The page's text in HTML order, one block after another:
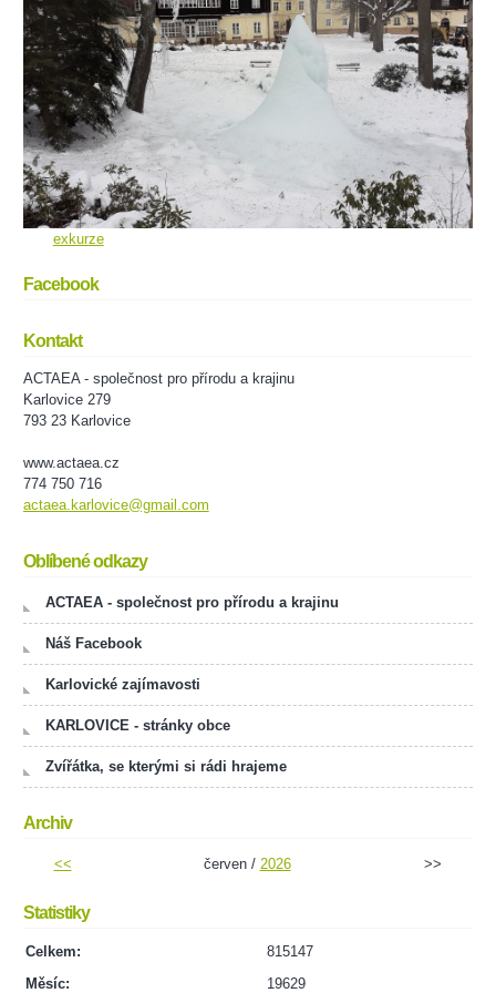
exkurze
Facebook
Kontakt
ACTAEA - společnost pro přírodu a krajinu
Karlovice 279
793 23 Karlovice
www.actaea.cz
774 750 716
actaea.karlovice@gmail.com
Oblíbené odkazy
ACTAEA - společnost pro přírodu a krajinu
Náš Facebook
Karlovické zajímavosti
KARLOVICE - stránky obce
Zvířátka, se kterými si rádi hrajeme
Archiv
<< červen / 2026 >>
Statistiky
Celkem:
815147
Měsíc:
19629